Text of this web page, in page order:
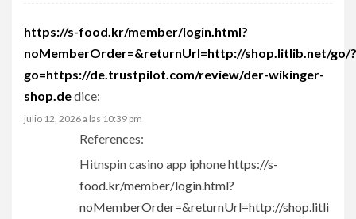
https://s-food.kr/member/login.html?
noMemberOrder=&returnUrl=http://shop.litlib.net/go/?
go=https://de.trustpilot.com/review/der-wikinger-
shop.dedice:
julio 12, 2026 a las 10:39 pm
References:
Hitnspin casino app iphonehttps://s-
food.kr/member/login.html?
noMemberOrder=&returnUrl=http://shop.litli